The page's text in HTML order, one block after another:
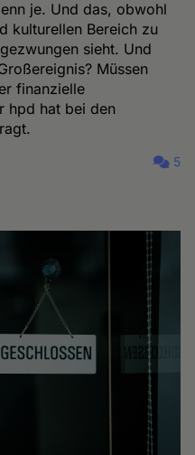
je. Und das, obwohl
kulturellen Bereich zu
sieht. Und
Müssen
finanzielle
hpd hat bei den
5